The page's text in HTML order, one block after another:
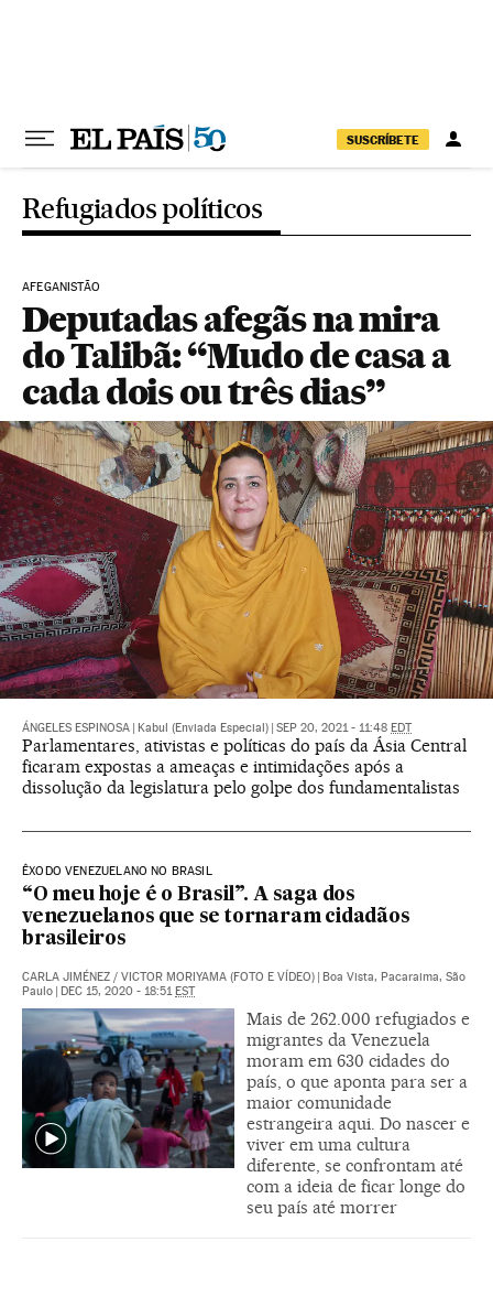
SUSCRÍBETE
Refugiados políticos
AFEGANISTÃO
Deputadas afegãs na mira
do Talibã: “Mudo de casa a
cada dois ou três dias”
ÁNGELES ESPINOSA Kabul (Enviada Especial) SEP 20, 2021 - 11:48 EDT
Parlamentares, ativistas e políticas do país da Ásia Central
ficaram expostas a ameaças e intimidações após a
dissolução da legislatura pelo golpe dos fundamentalistas
ÊXODO VENEZUELANO NO BRASIL
“O meu hoje é o Brasil”. A saga dos
venezuelanos que se tornaram cidadãos
brasileiros
CARLA JIMÉNEZ / VICTOR MORIYAMA (FOTO E VÍDEO)
Boa Vista, Pacaraima, São
Paulo
DEC 15, 2020 - 18:51 EST
Mais de 262.000 refugiados e
migrantes da Venezuela
moram em 630 cidades do
país, o que aponta para ser a
maior comunidade
estrangeira aqui. Do nascer e
viver em uma cultura
diferente, se confrontam até
com a ideia de ficar longe do
seu país até morrer